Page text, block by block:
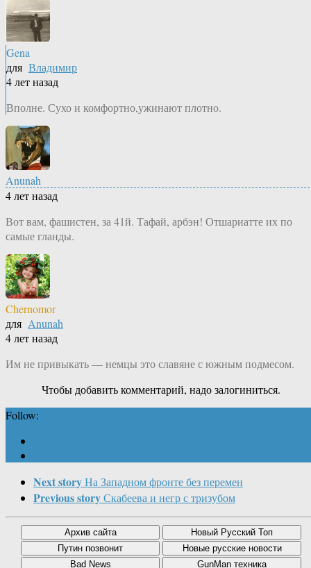
Gena
для Владимир
4 лет назад
Вполне. Сухо и комфортно,ужинают плотно.
Anunah
4 лет назад
Вот вам, фашистен, за 41й. Тафай, арбэн! Отшариатте их по
самые гланды.
Chernomor
для Anunah
4 лет назад
Им не привыкать — немцы это славяне с южным подмесом.
Чтобы добавить комментарий, надо залогиниться.
Follow:
Next storyНа Западном фронте без перемен
Previous storyСкабеева и негр с тризубом